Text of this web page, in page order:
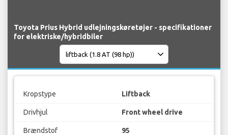
Toyota Prius Hybrid udlejningskøretøjer - specifikationer
for elektriske/hybridbiler
Kropstype Liftback
Drivhjul Front wheel drive
Brændstof 95